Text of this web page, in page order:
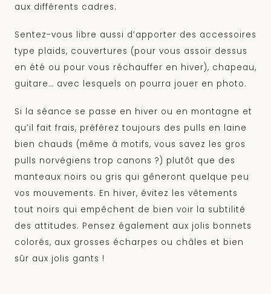
aux différents cadres.
Sentez-vous libre aussi d’apporter des accessoires
type plaids, couvertures (pour vous assoir dessus
en été ou pour vous réchauffer en hiver), chapeau,
guitare… avec lesquels on pourra jouer en photo.
Si la séance se passe en hiver ou en montagne et
qu’il fait frais, préférez toujours des pulls en laine
bien chauds (même à motifs, vous savez les gros
pulls norvégiens trop canons ?) plutôt que des
manteaux noirs ou gris qui gêneront quelque peu
vos mouvements. En hiver, évitez les vêtements
tout noirs qui empêchent de bien voir la subtilité
des attitudes. Pensez également aux jolis bonnets
colorés, aux grosses écharpes ou châles et bien
sûr aux jolis gants !